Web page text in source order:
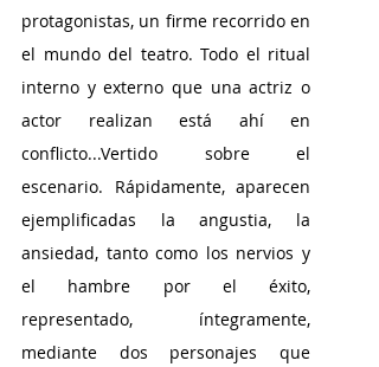
protagonistas, un firme recorrido en
el mundo del teatro. Todo el ritual
interno y externo que una actriz o
actor realizan está ahí en
conflicto...Vertido sobre el
escenario. Rápidamente, aparecen
ejemplificadas la angustia, la
ansiedad, tanto como los nervios y
el hambre por el éxito,
representado, íntegramente,
mediante dos personajes que